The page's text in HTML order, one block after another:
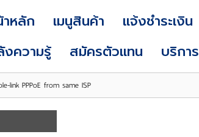
หลัก เมนูสินค้า แจ้งชำระเงิน
งความรู้
สมัครตัวแทน บริการ
link PPPoE from same ISP